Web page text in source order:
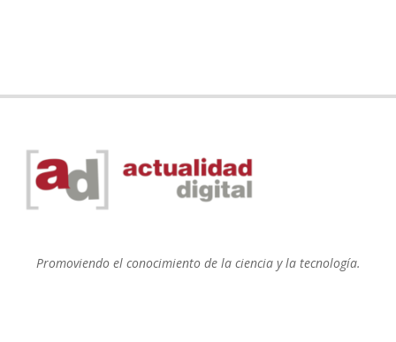
Promoviendo el conocimiento de la ciencia y la tecnología.